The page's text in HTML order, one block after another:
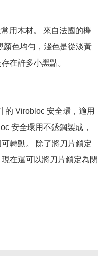
用木材。 來自法國的櫸
顏色均勻，淺色是從淡黃
在許多小黑點。
的 Virobloc 安全環，適用
安全環用不銹鋼製成，
轉動。 除了將刀片鎖定
在還可以將刀片鎖定為閉